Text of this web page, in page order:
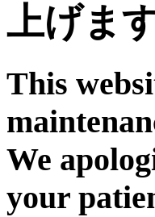
上げます
This
We
your